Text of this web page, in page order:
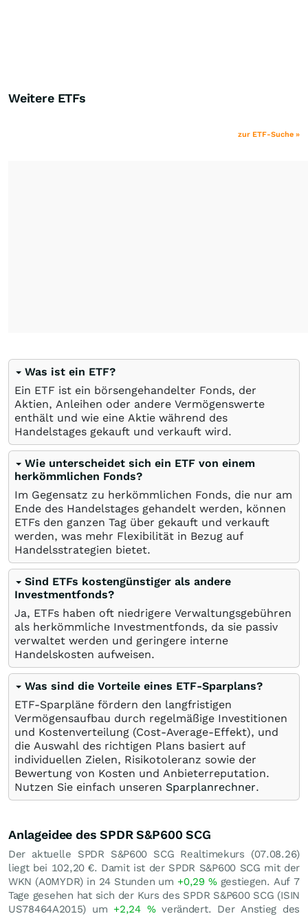
Weitere ETFs
zur ETF-Suche »
Was ist ein ETF?
Ein ETF ist ein börsengehandelter Fonds, der
Aktien, Anleihen oder andere Vermögenswerte
enthält und wie eine Aktie während des
Handelstages gekauft und verkauft wird.
Wie unterscheidet sich ein ETF von einem
herkömmlichen Fonds?
Im Gegensatz zu herkömmlichen Fonds, die nur am
Ende des Handelstages gehandelt werden, können
ETFs den ganzen Tag über gekauft und verkauft
werden, was mehr Flexibilität in Bezug auf
Handelsstrategien bietet.
Sind ETFs kostengünstiger als andere
Investmentfonds?
Ja, ETFs haben oft niedrigere Verwaltungsgebühren
als herkömmliche Investmentfonds, da sie passiv
verwaltet werden und geringere interne
Handelskosten aufweisen.
Was sind die Vorteile eines ETF-Sparplans?
ETF-Sparpläne fördern den langfristigen
Vermögensaufbau durch regelmäßige Investitionen
und Kostenverteilung (Cost-Average-Effekt), und
die Auswahl des richtigen Plans basiert auf
individuellen Zielen, Risikotoleranz sowie der
Bewertung von Kosten und Anbieterreputation.
Nutzen Sie einfach unseren Sparplanrechner.
Anlageidee des SPDR S&P600 SCG
Der aktuelle SPDR S&P600 SCG Realtimekurs (07.08.26)
liegt bei 102,20 €. Damit ist der SPDR S&P600 SCG mit der
WKN (A0MYDR) in 24 Stunden um +0,29 %gestiegen. Auf 7
Tage gesehen hat sich der Kurs des SPDR S&P600 SCG (ISIN
US78464A2015) um +2,24 %verändert. Der Anstieg des